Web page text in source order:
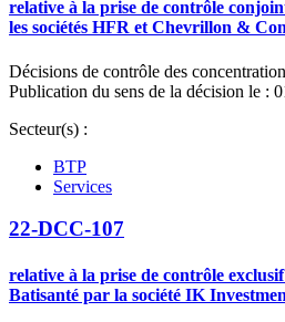
relative à la prise de contrôle
les sociétés HFR et Chevrillon &
Décisions de contrôle des
Publication du sens de la décision le :
Secteur(s) :
BTP
Services
22-DCC-107
relative à la prise de contrôle
Batisanté par la société IK